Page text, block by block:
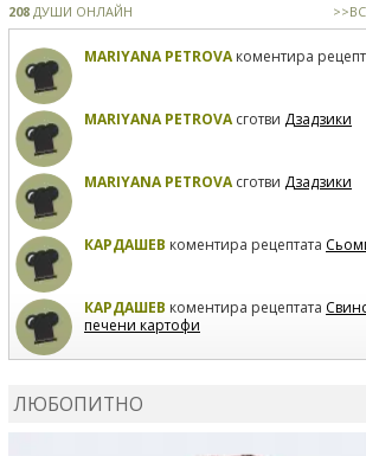
208 ДУШИ ОНЛАЙН
MARIYANA PETROVAкоментира
MARIYANA PETROVAсготви Дзадзики
MARIYANA PETROVAсготви Дзадзики
КАРДАШЕВ коментира рецептата
КАРДАШЕВ коментира рецептата
печени картофи
ЛЮБОПИТНО